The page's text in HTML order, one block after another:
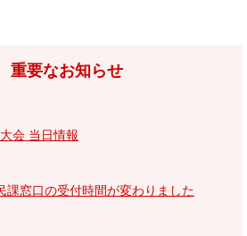
重要なお知らせ
会 当日情報
課窓口の受付時間が変わりました